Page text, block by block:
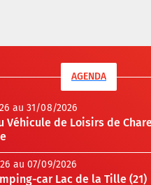
AGENDA
au 31/08/2026
Véhicule de Loisirs de
au 07/09/2026
car Lac de la Tille (21)